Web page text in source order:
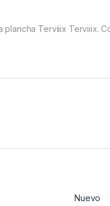
Terviiix Terviiix.
Nuevo